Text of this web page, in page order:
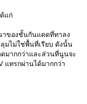
แก่
ของชั้นกันแดดที่ทาลง
มไม่ใช่พื้นที่เรียบ ดังนั้น
มากกว่าและส่วนที่นูนจะ
แทรกผ่านได้มากกว่า